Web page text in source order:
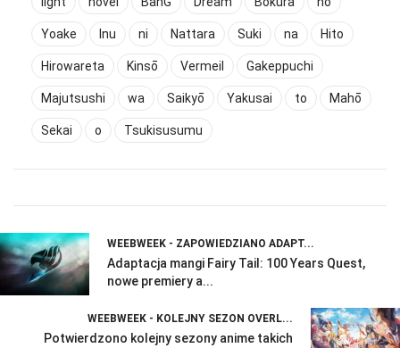
Yoake Inu ni Nattara Suki na Hito
Hirowareta Kinsō Vermeil Gakeppuchi
Majutsushi wa Saikyō Yakusai to Mahō
Sekai o Tsukisusumu
WEEBWEEK - ZAPOWIEDZIANO ADAPT...
Adaptacja mangi Fairy Tail: 100 Years Quest,
nowe premiery a...
WEEBWEEK - KOLEJNY SEZON OVERL...
Potwierdzono kolejny sezony anime takich